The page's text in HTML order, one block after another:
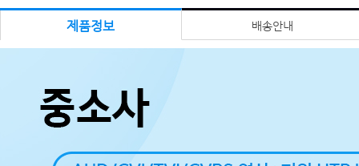
제품정보 배송안내